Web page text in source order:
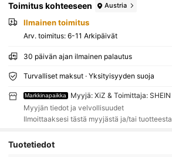
Toimitus kohteeseen Austria
Ilmainen toimitus
Arv. toimitus: 6-11 Arkipäivät
30 päivän ajan ilmainen palautus
Turvalliset maksut · Yksityisyyden suoja
Markkinapaikka
Myyjä: XiZ & Toimittaja: SHEIN
Myyjän tiedot ja velvollisuudet
Ilmoittaaksesi tästä myyjästä ja/tai tuotteesta
Tuotetiedot